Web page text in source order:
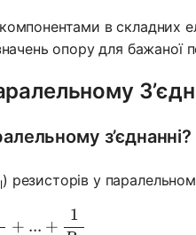
в складних
опору для бажаної
з’єднанні?
) резисторів у
=
+ ... +
1